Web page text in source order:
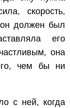
скорость,
должен был
его
она
чем бы ни
с ней, когда